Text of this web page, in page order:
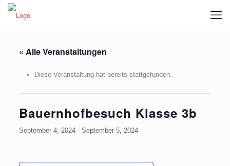
« Alle Veranstaltungen
Diese Veranstaltung hat bereits stattgefunden.
Bauernhofbesuch Klasse 3b
September 4, 2024- September 5, 2024